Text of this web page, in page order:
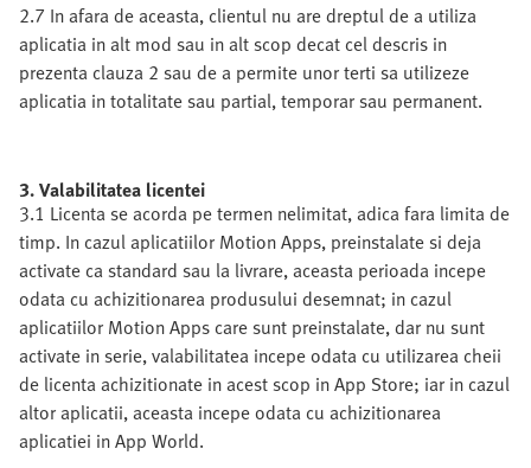
2.7 In afara de aceasta, clientul nu are dreptul de a utiliza
aplicatia in alt mod sau in alt scop decat cel descris in
prezenta clauza 2 sau de a permite unor terti sa utilizeze
aplicatia in totalitate sau partial, temporar sau permanent.
3. Valabilitatea licentei
3.1 Licenta se acorda pe termen nelimitat, adica fara limita de
timp. In cazul aplicatiilor Motion Apps, preinstalate si deja
activate ca standard sau la livrare, aceasta perioada incepe
odata cu achizitionarea produsului desemnat; in cazul
aplicatiilor Motion Apps care sunt preinstalate, dar nu sunt
activate in serie, valabilitatea incepe odata cu utilizarea cheii
de licenta achizitionate in acest scop in App Store; iar in cazul
altor aplicatii, aceasta incepe odata cu achizitionarea
aplicatiei in App World.